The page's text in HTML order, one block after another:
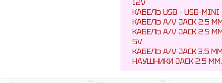
12V
КАБЕЛЬ USB - USB-MINI
КАБЕЛЬ A/V JACK 2.5
КАБЕЛЬ A/V JACK 2.5
5V
КАБЕЛЬ A/V JACK 3.5
НАУШНИКИ JACK 2.5 ММ.